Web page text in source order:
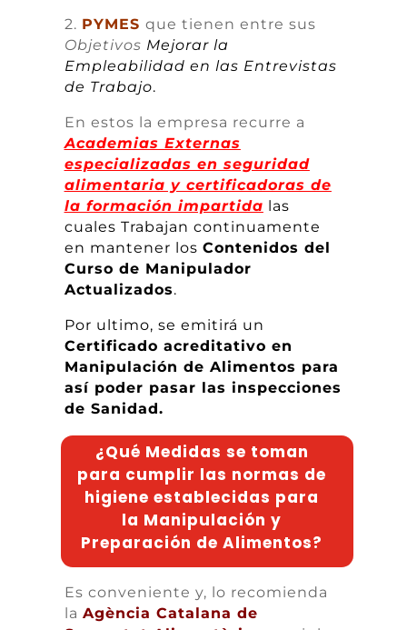
2. PYMES que tienen entre sus
Objetivos Mejorar la
Empleabilidad en las Entrevistas
de Trabajo.
En estos la empresa recurre a
Academias Externas
especializadas en seguridad
alimentaria y certificadoras de
la formación impartida las
cuales Trabajan continuamente
en mantener los Contenidos del
Curso de Manipulador
Actualizados.
Por ultimo, se emitirá un
Certificado acreditativo en
Manipulación de Alimentos para
así poder pasar las inspecciones
de Sanidad.
¿Qué Medidas se toman
para cumplir las normas de
higiene establecidas para
la Manipulación y
Preparación de Alimentos?
Es conveniente y, lo recomienda
la Agència Catalana de